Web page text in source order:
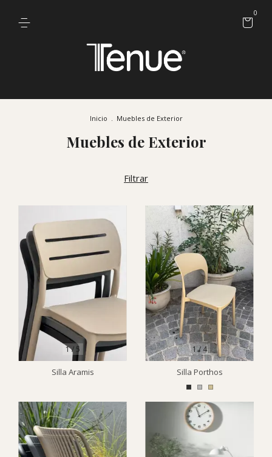
0
Inicio . Muebles de Exterior
Muebles de Exterior
Filtrar
1/ 5
Silla Aramis
1/ 4
Silla Porthos